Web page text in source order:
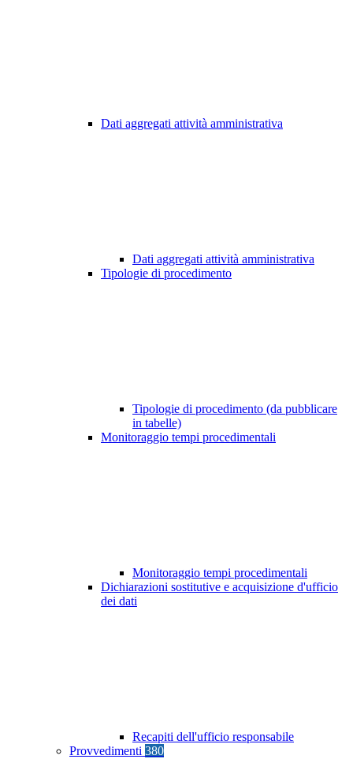
Dati aggregati attività amministrativa
Dati aggregati attività amministrativa
Tipologie di procedimento
Tipologie di procedimento (da pubblicare
in tabelle)
Monitoraggio tempi procedimentali
Monitoraggio tempi procedimentali
Dichiarazioni sostitutive e acquisizione d'ufficio
dei dati
Recapiti dell'ufficio responsabile
Provvedimenti 380